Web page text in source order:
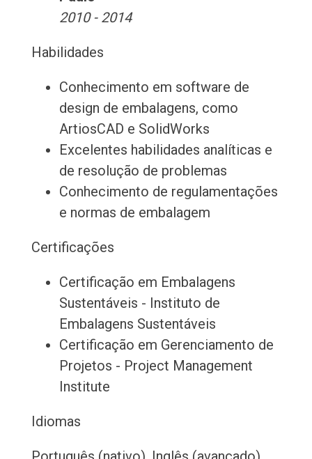
2010 - 2014
Habilidades
Conhecimento em software de
design de embalagens, como
ArtiosCAD e SolidWorks
Excelentes habilidades analíticas e
de resolução de problemas
Conhecimento de regulamentações
e normas de embalagem
Certificações
Certificação em Embalagens
Sustentáveis - Instituto de
Embalagens Sustentáveis
Certificação em Gerenciamento de
Projetos - Project Management
Institute
Idiomas